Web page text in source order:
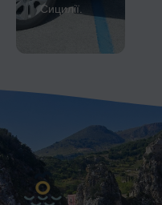
Сицилії.